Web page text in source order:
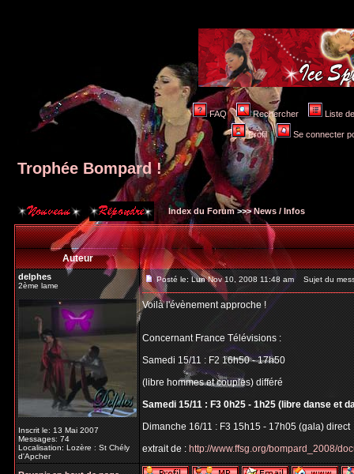
FAQ Rechercher Liste
Profil Se connecter
Trophée Bompard !
Index du Forum>>>News / Infos
Auteur
delphes
2ème lame
Inscrit le: 13 Mai 2007
Messages: 74
Localisation: Lozère : St Chély
d'Apcher
Posté le: Lun Nov 10, 2008 11:48 am Sujet du
Voilà l'évènement approche !
Concernant France Télévisions :
Samedi 15/11 : F2 16h50 - 17h50
(libre hommes et couples) différé
Samedi 15/11 : F3 0h25 - 1h25 (libre danse et
Dimanche 16/11 : F3 15h15 - 17h05 (gala) direct
extrait de :http://www.ffsg.org/bompard_2008/